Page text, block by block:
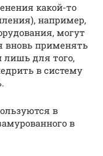
какой-то
например,
могут
вновь применять
лишь для того,
в систему
в
в